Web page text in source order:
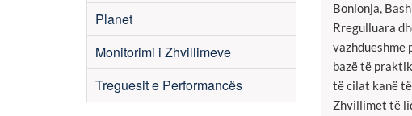
Planet
Monitorimi i Zhvillimeve
Treguesit e Performancës
Bonlonja,
Rregulluara
vazhdueshme
bazë të
të cilat kanë
Zhvillimet të